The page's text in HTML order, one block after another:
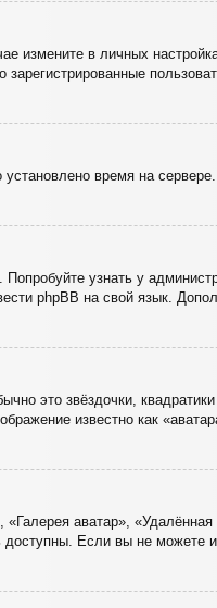
измените в личных
зарегистрированные
время на
узнать у
phpBB на свой язык.
это звёздочки, квадратики
известно как
аватар», «Удалённая
Если вы не можете